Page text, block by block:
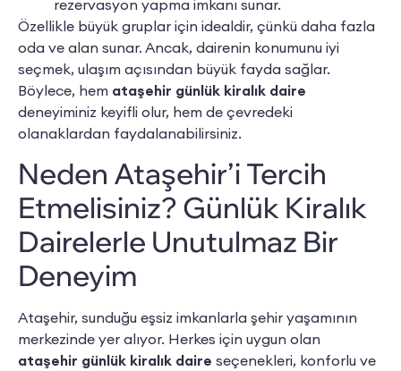
rezervasyon yapma imkanı sunar.
Özellikle büyük gruplar için idealdir, çünkü daha fazla
oda ve alan sunar. Ancak, dairenin konumunu iyi
seçmek, ulaşım açısından büyük fayda sağlar.
Böylece, hem ataşehir günlük kiralık daire
deneyiminiz keyifli olur, hem de çevredeki
olanaklardan faydalanabilirsiniz.
Neden Ataşehir’i Tercih
Etmelisiniz? Günlük Kiralık
Dairelerle Unutulmaz Bir
Deneyim
Ataşehir, sunduğu eşsiz imkanlarla şehir yaşamının
merkezinde yer alıyor. Herkes için uygun olan
ataşehir günlük kiralık daire seçenekleri, konforlu ve